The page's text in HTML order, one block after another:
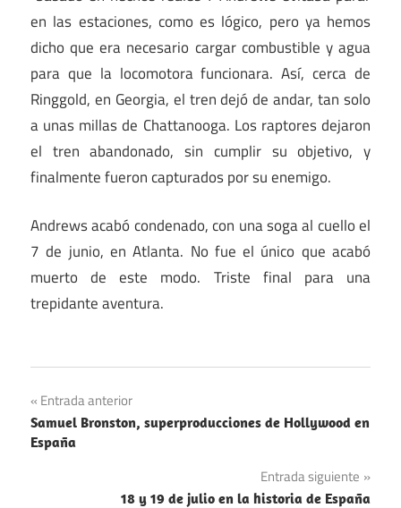
en las estaciones, como es lógico, pero ya hemos
dicho que era necesario cargar combustible y agua
para que la locomotora funcionara. Así, cerca de
Ringgold, en Georgia, el tren dejó de andar, tan solo
a unas millas de Chattanooga. Los raptores dejaron
el tren abandonado, sin cumplir su objetivo, y
finalmente fueron capturados por su enemigo.
Andrews acabó condenado, con una soga al cuello el
7 de junio, en Atlanta. No fue el único que acabó
muerto de este modo. Triste final para una
trepidante aventura.
Navegación
de
Entrada anterior
Samuel Bronston, superproducciones de Hollywood en
España
Entrada siguiente
18 y 19 de julio en la historia de España